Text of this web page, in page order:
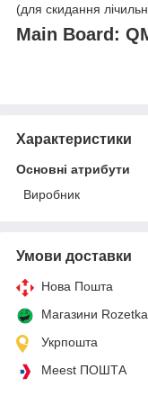
(для скидання
Main Board:
Характеристики
Основні атрибути
Виробник
Умови доставки
Нова Пошта
Магазини Rozetka
Укрпошта
Meest ПОШТА